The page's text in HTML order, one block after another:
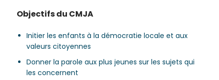
Objectifs du CMJA
Initier les enfants à la démocratie locale et aux
valeurs citoyennes
Donner la parole aux plus jeunes sur les sujets qui
les concernent
Si vous
et que